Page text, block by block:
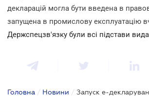
декларацій могла бути введена в
запущена в промислову експлуатацію
Держспецзв'язку були всі підстави
Головна / Новини / Запуск е-